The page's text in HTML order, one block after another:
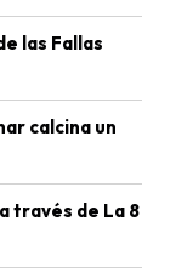
las Fallas
calcina un
través de La 8